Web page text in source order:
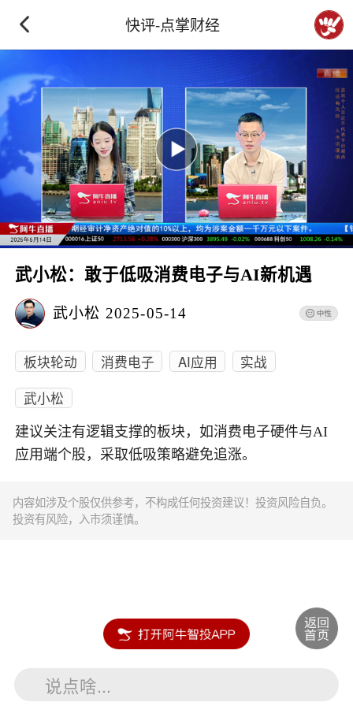
快评-点掌财经
武小松：敢于低吸消费电子与AI新机遇
武小松 2025-05-14
板块轮动 消费电子 AI应用
实战
武小松
建议关注有逻辑支撑的板块，如消费电子硬件与AI
应用端个股，采取低吸策略避免追涨。
内容如涉及个股仅供参考，不构成任何投资建议！投资风险自负。
投资有风险，入市须谨慎。
说点啥...